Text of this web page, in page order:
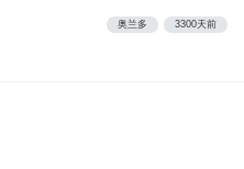
奥兰多 3300天前